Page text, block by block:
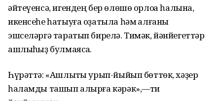
әйтеүенсә, игендең бер өлөшө орлоҡҡа һалына,
икенсеһе һатыуға оҙатыла һәм ҡалғаны
эшселәргә таратып бирелә. Тимәк, йәнйегеттәр
ашлыҡһыҙ булмаясаҡ.
Һүрәттә: «Ашлыҡты урып-йыйып бөттөк, хәҙер
һаламды ташып алырға кәрәк»,—ти